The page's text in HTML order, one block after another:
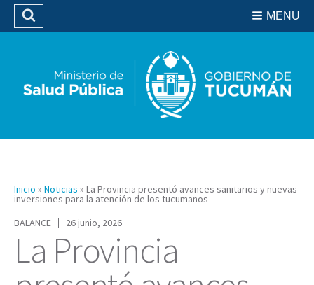
Biblioteca
MENU
Buscar
Inicio » Noticias » La Provincia presentó avances sanitarios y nuevas
inversiones para la atención de los tucumanos
BALANCE
26 junio, 2026
La Provincia